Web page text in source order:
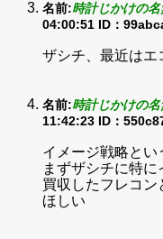
名前:時計じかけの
04:00:51 ID：
ザシチ、最近はエ
名前:時計じかけの
11:42:23 ID：
イメージ戦略とい
まずザシチに特
買収したフレコン
ほしい